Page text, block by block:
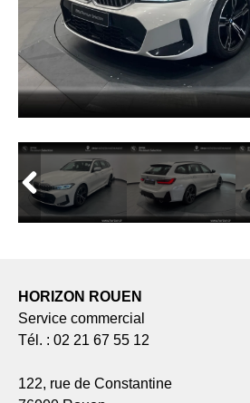
HORIZON ROUEN
Service commercial
Tél. : 02 21 67 55 12
122, rue de Constantine